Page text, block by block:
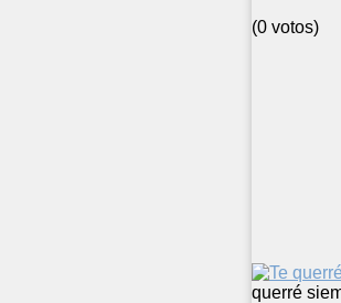
(0 votos)
querré